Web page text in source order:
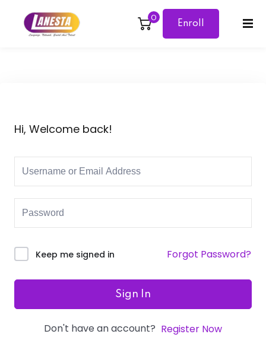
0
Enroll
Hi, Welcome back!
Keep me signed in Forgot Password?
Sign In
Don't have an account? Register Now
Sign up
Remember me